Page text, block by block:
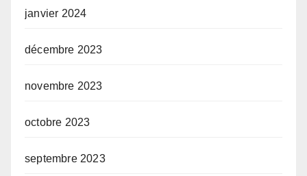
janvier 2024
décembre 2023
novembre 2023
octobre 2023
septembre 2023